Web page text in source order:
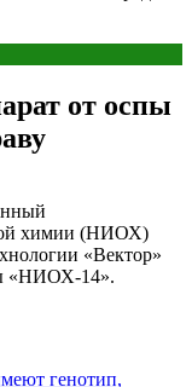
от оспы
химии (НИОХ)
«Вектор»
«НИОХ-14».
генотип,